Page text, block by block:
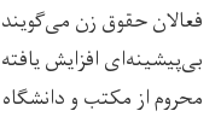
فعالان حقوق زن
بی‌پیشینه‌ای افزایش
محروم از مکتب و